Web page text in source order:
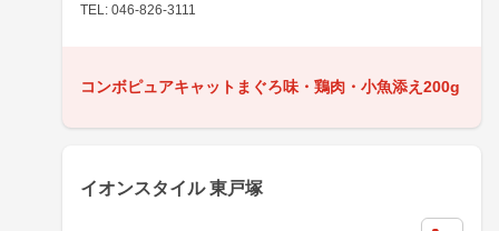
TEL: 046-826-3111
コンボピュアキャットまぐろ味・鶏肉・小魚添え200g
イオンスタイル 東戸塚